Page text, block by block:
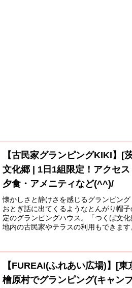
【古民家グランピングKIKI】[
文化郷 | 1日1組限定！アクセス
夕食・アメニティなど(^^)/
懐かしさと静けさを感じるグランピン
おとぎ話に出てくるようなとんがり帽
定のグランピングハウス。「つくば文
地内の古民家やテラスの利用もできます
【FUREAI(ふれあい広場)】[
檜原村でグランピング(キャン